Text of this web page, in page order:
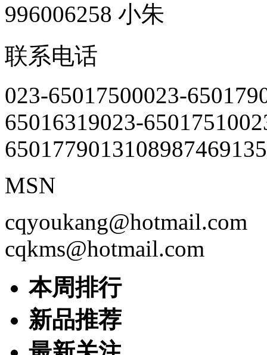
996006258 小朱
联系电话
023-65017500023-
65016319023-65017510
6501779013108987469
MSN
cqyoukang@hotmail.com
cqkms@hotmail.com
本周排行
新品推荐